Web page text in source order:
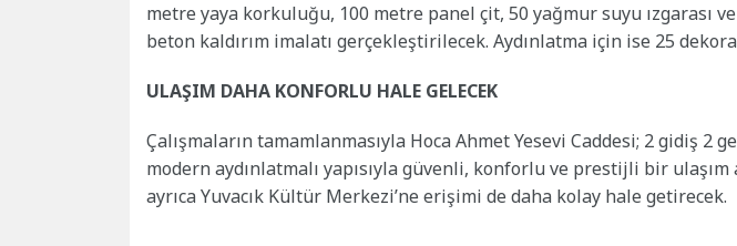
metre yaya korkuluğu, 100 metre panel çit, 50 yağmur suyu ızgarası
beton kaldırım imalatı gerçekleştirilecek. Aydınlatma için ise 25
ULAŞIM DAHA KONFORLU HALE GELECEK
Çalışmaların tamamlanmasıyla Hoca Ahmet Yesevi Caddesi; 2 gidiş 2
modern aydınlatmalı yapısıyla güvenli, konforlu ve prestijli bir ulaşım
ayrıca Yuvacık Kültür Merkezi’ne erişimi de daha kolay hale getirecek.